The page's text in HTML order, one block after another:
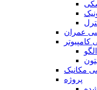
عمران
مکانیک
پروژه